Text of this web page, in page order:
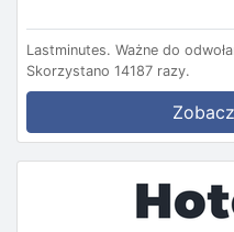
Lastminutes. Ważne do
Skorzystano 14187 razy.